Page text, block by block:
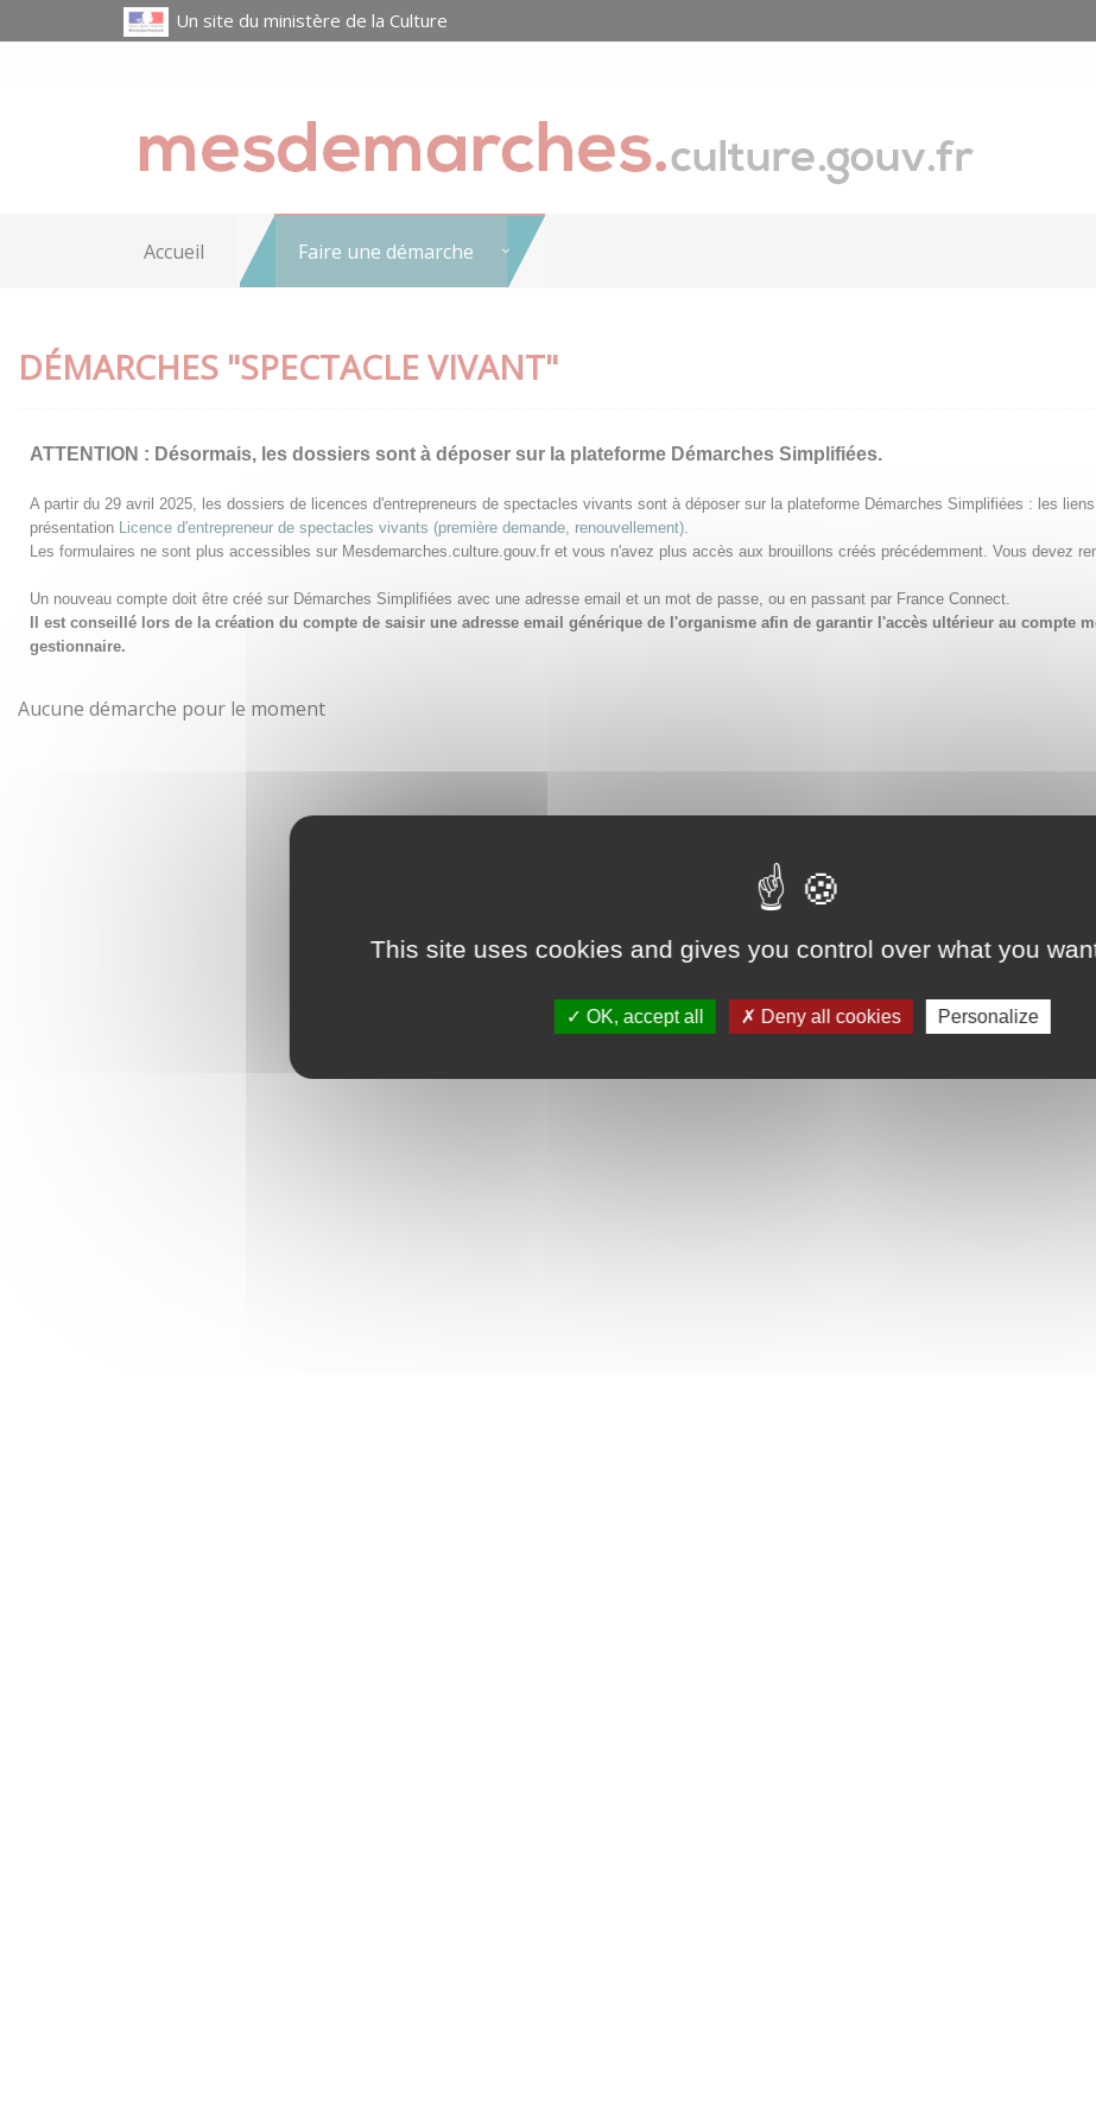
This site uses cookies and gives you control over what you
OK, accept all Deny all cookies Personalize
Un site du ministère de la Culture
Accueil Faire une démarche
DÉMARCHES "SPECTACLE VIVANT"
ATTENTION : Désormais, les dossiers sont à déposer sur la plateforme Démarches Simplifiées.
A partir du 29 avril 2025, les dossiers de licences d'entrepreneurs de spectacles vivants sont à déposer sur la plateforme Démarches Simplifiées : les
présentation Licence d'entrepreneur de spectacles vivants (première demande, renouvellement).
Les formulaires ne sont plus accessibles sur Mesdemarches.culture.gouv.fr et vous n'avez plus accès aux brouillons créés précédemment. Vous devez
Un nouveau compte doit être créé sur Démarches Simplifiées avec une adresse email et un mot de passe, ou en passant par France Connect.
Il est conseillé lors de la création du compte de saisir une adresse email générique de l'organisme afin de garantir l'accès ultérieur au compte
gestionnaire.
Aucune démarche pour le moment